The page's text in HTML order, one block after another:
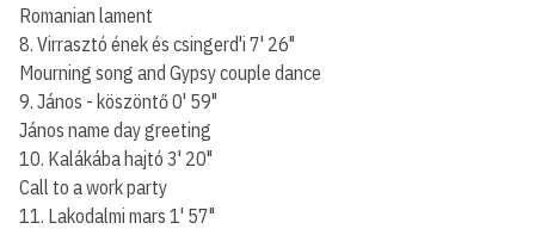
Romanian lament
8. Virrasztó ének és csingerd'i 7' 26"
Mourning song and Gypsy couple dance
9. János - köszöntő 0' 59"
János name day greeting
10. Kalákába hajtó 3' 20"
Call to a work party
11. Lakodalmi mars 1' 57"